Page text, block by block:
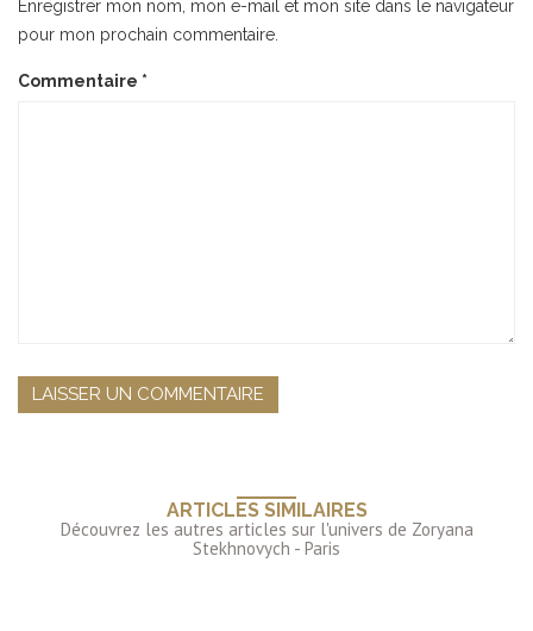
Enregistrer mon nom, mon e-mail et mon site dans le navigateur
pour mon prochain commentaire.
Commentaire *
ARTICLES SIMILAIRES